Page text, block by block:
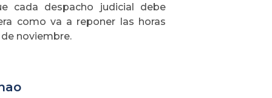
cada despacho judicial debe
como va a reponer las horas
noviembre.